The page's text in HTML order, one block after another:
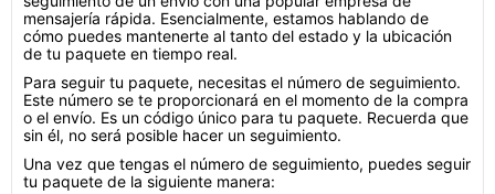
mensajería rápida. Esencialmente, estamos hablando de
cómo puedes mantenerte al tanto del estado y la ubicación
de tu paquete en tiempo real.
Para seguir tu paquete, necesitas el número de seguimiento.
Este número se te proporcionará en el momento de la compra
o el envío. Es un código único para tu paquete. Recuerda que
sin él, no será posible hacer un seguimiento.
Una vez que tengas el número de seguimiento, puedes seguir
tu paquete de la siguiente manera: